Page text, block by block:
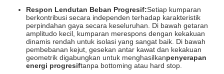
Respon Lendutan Beban Progresif:Setiap kumparan
berkontribusi secara independen terhadap karakteristik
perpindahan gaya secara keseluruhan. Di bawah getaran
amplitudo kecil, kumparan merespons dengan kekakuan
dinamis rendah untuk isolasi yang sangat baik. Di bawah
pembebanan kejut, gesekan antar kawat dan kekakuan
geometrik digabungkan untuk menghasilkanpenyerapan
energi progresiftanpa bottoming atau hard stop.